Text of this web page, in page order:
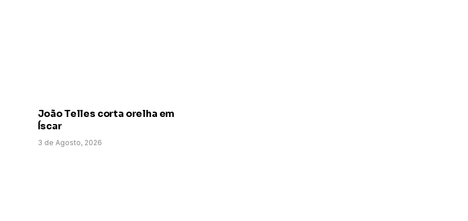
João Telles corta orelha em
Íscar
3 de Agosto, 2026